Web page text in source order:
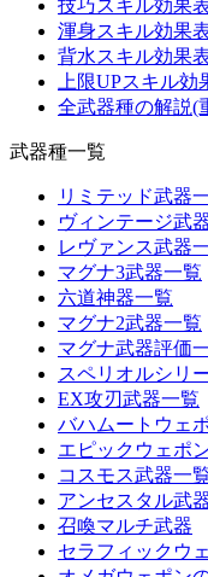
技巧スキル効果
渾身スキル効果
背水スキル効果
上限UPスキル
全武器種の解説(
武器種一覧
リミテッド武器
ヴィンテージ武
レヴァンス武器
マグナ3武器一覧
六道神器一覧
マグナ2武器一覧
マグナ武器評価
スペリオルシリ
EX攻刃武器一覧
バハムートウェ
エピックウェポ
コスモス武器一
アンセスタル武
召喚マルチ武器
セラフィックウ